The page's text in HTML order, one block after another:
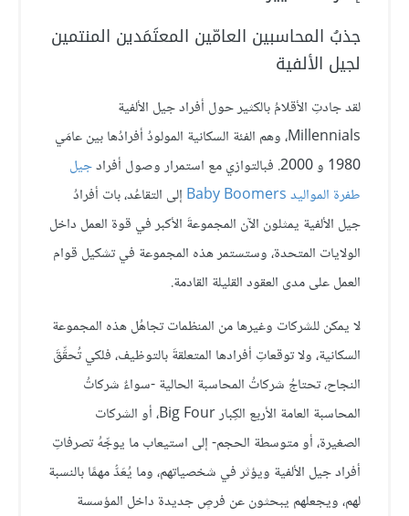
جذبُ المحاسبين العامّين المعتَمَدين المنتمين
لجيل الألفية
لقد جادتِ الأقلامُ بالكثير حول أفراد جيل الألفية
Millennials، وهم الفئة السكانية المولودُ أفرادُها بين عامَي
1980 و 2000. فبالتوازي مع استمرار وصول أفراد
جيل
طفرة المواليد Baby Boomers
إلى التقاعُد، بات أفرادُ
جيل الألفية يمثلون الآن المجموعةَ الأكبر في قوة العمل داخل
الولايات المتحدة، وستستمر هذه المجموعة في تشكيل قوام
العمل على مدى العقود القليلة القادمة.
لا يمكن للشركات وغيرها من المنظمات تجاهُل هذه المجموعة
السكانية، ولا توقعاتِ أفرادها المتعلقةَ بالتوظيف، فلكي تُحقِّقَ
النجاح، تحتاجُ شركاتُ المحاسبة الحالية -سواءٌ شركاتُ
المحاسبة العامة الأربع الكِبار Big Four، أو الشركات
الصغيرة، أو متوسطة الحجم- إلى استيعاب ما يوجِّهُ تصرفاتِ
أفراد جيل الألفية ويؤثر في شخصياتهم، وما يُعَدُّ مهمًا بالنسبة
لهم، ويجعلهم يبحثون عن فرصٍ جديدة داخل المؤسسة